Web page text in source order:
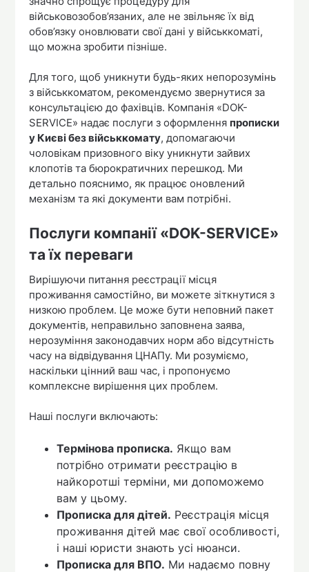
військовозобов’язаних, але не звільняє їх від
обов’язку оновлювати свої дані у військкоматі,
що можна зробити пізніше.
Для того, щоб уникнути будь-яких непорозумінь
з військкоматом, рекомендуємо звернутися за
консультацією до фахівців. Компанія «DOK-
SERVICE» надає послуги з оформлення прописки
у Києві без військкомату, допомагаючи
чоловікам призовного віку уникнути зайвих
клопотів та бюрократичних перешкод. Ми
детально пояснимо, як працює оновлений
механізм та які документи вам потрібні.
Послуги компанії «DOK-SERVICE»
та їх переваги
Вирішуючи питання реєстрації місця
проживання самостійно, ви можете зіткнутися з
низкою проблем. Це може бути неповний пакет
документів, неправильно заповнена заява,
нерозуміння законодавчих норм або відсутність
часу на відвідування ЦНАПу. Ми розуміємо,
наскільки цінний ваш час, і пропонуємо
комплексне вирішення цих проблем.
Наші послуги включають:
Термінова прописка. Якщо вам
потрібно отримати реєстрацію в
найкоротші терміни, ми допоможемо
вам у цьому.
Прописка для дітей. Реєстрація місця
проживання дітей має свої особливості,
і наші юристи знають усі нюанси.
Прописка для ВПО. Ми надаємо повну